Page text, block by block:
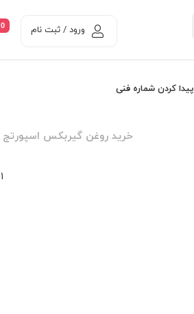
0 ورود / ثبت نام
پیدا کردن شماره فنی
خرید روغن گیربکس اسپورتج 2007
1 کالا